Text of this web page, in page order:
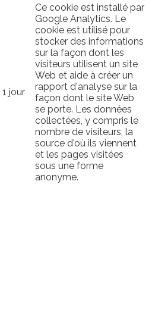
1 jour
Ce cookie est installé par
Google Analytics. Le
cookie est utilisé pour
stocker des informations
sur la façon dont les
visiteurs utilisent un site
Web et aide à créer un
rapport d'analyse sur la
façon dont le site Web
se porte. Les données
collectées, y compris le
nombre de visiteurs, la
source d'où ils viennent
et les pages visitées
sous une forme
anonyme.